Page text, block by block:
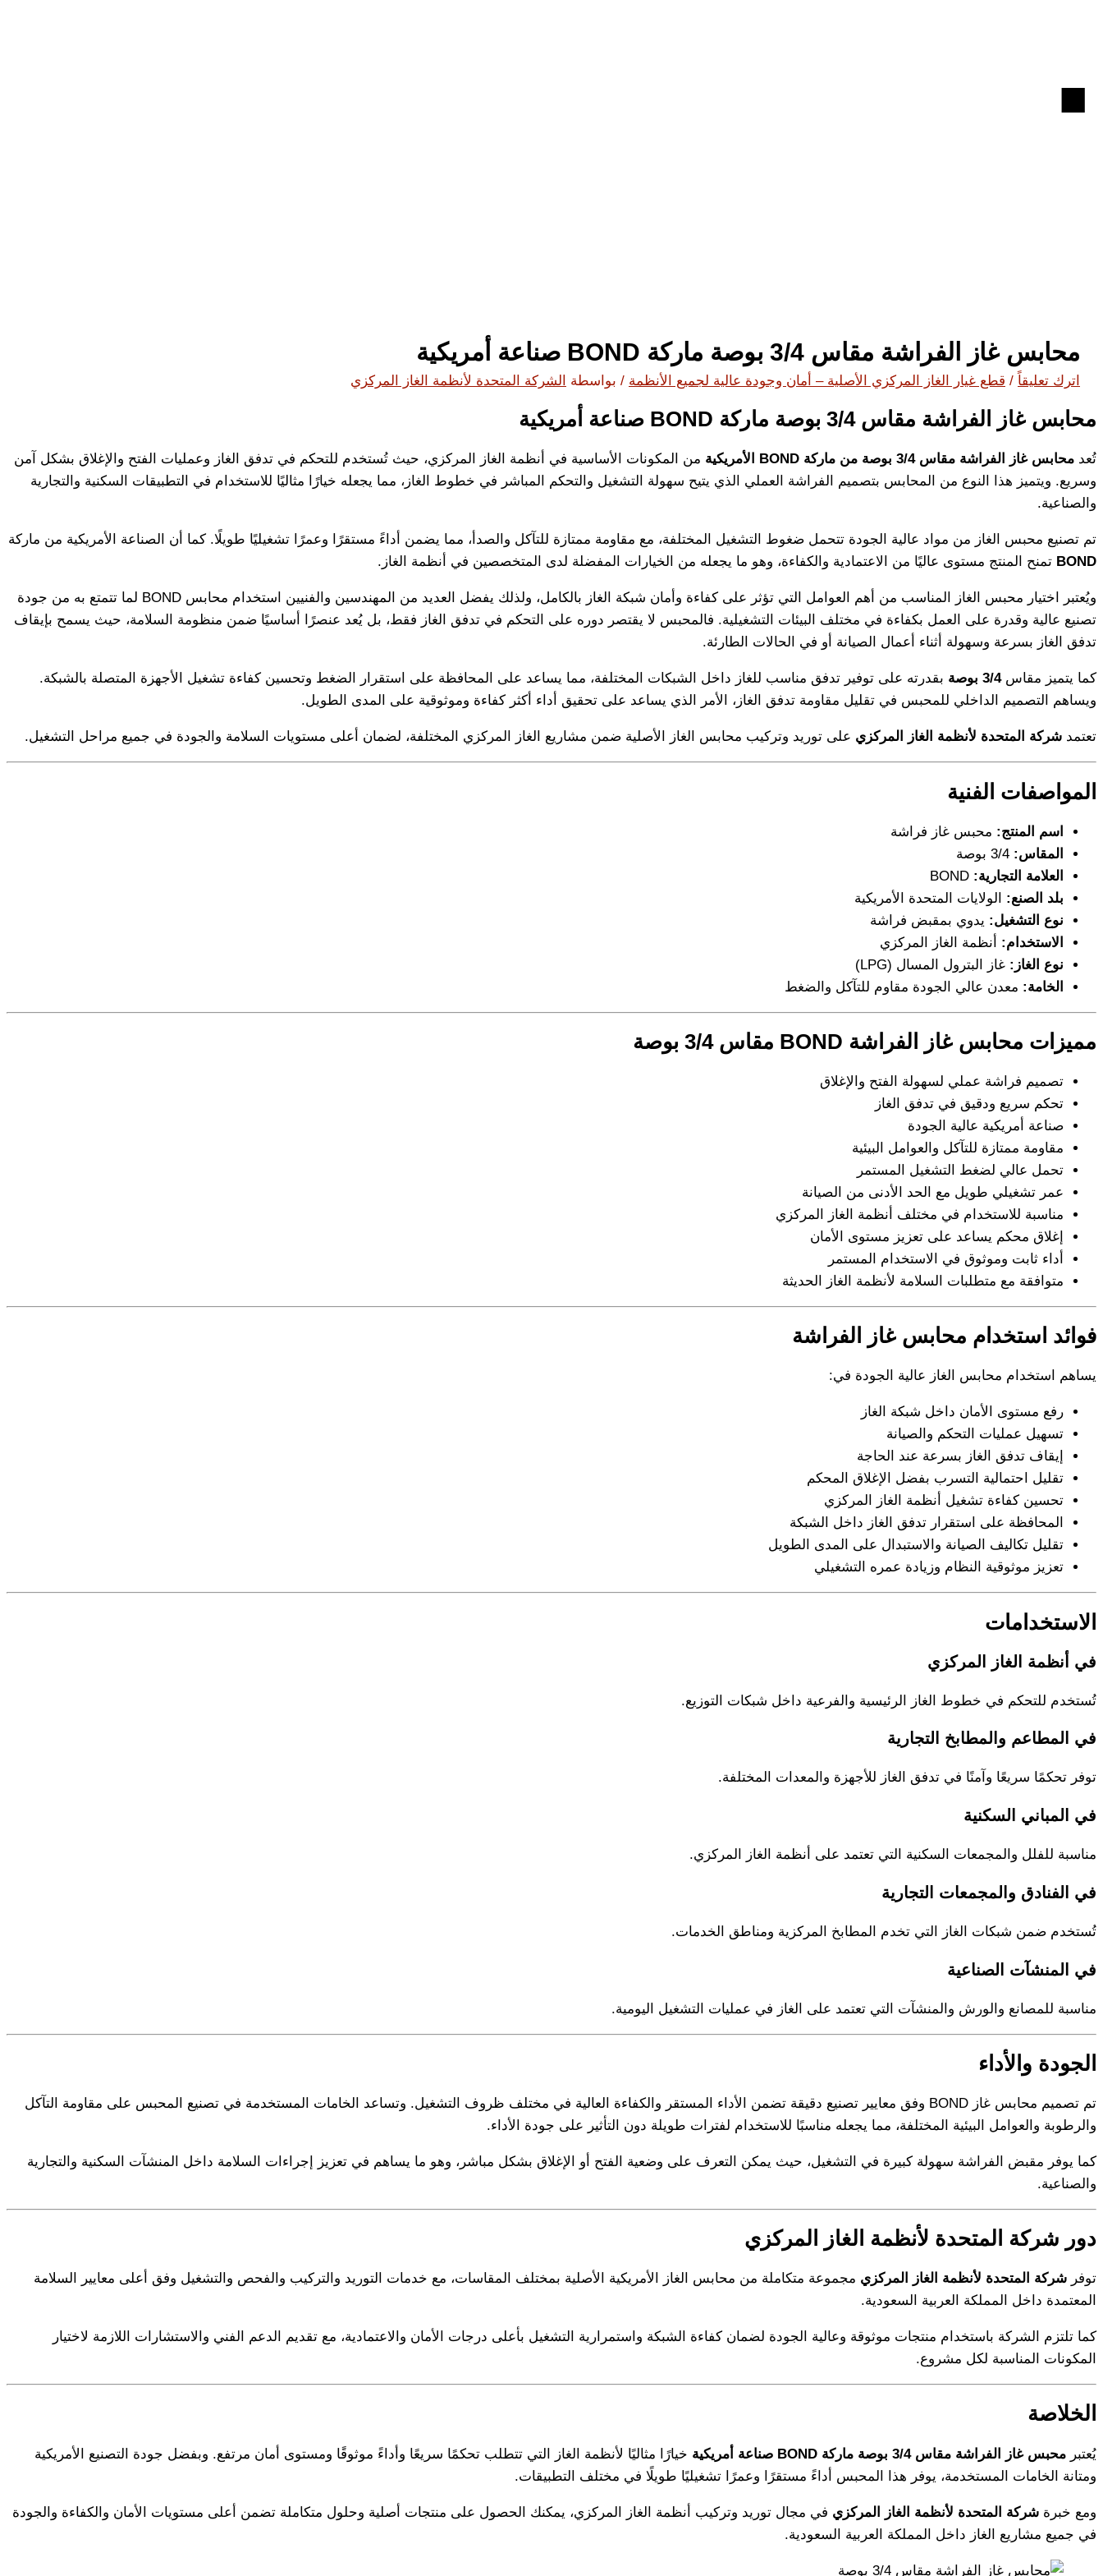
.
محابس غاز الفراشة مقاس 3/4 بوصة ماركة BOND صناعة أمريكية
اترك تعليقاً / قطع غيار الغاز المركزي الأصلية – أمان وجودة عالية لجميع الأنظمة / بواسطة الشركة المتحدة لأنظمة الغاز المركزي
محابس غاز الفراشة مقاس 3/4 بوصة ماركة BOND صناعة أمريكية
تُعد محابس غاز الفراشة مقاس 3/4 بوصة من ماركة BOND الأمريكية
من المكونات الأساسية في أنظمة الغاز المركزي، حيث تُستخدم للتحكم في تدفق الغاز وعمليات الفتح والإغلاق بشكل آمن
وسريع. ويتميز هذا النوع من المحابس بتصميم الفراشة العملي الذي يتيح سهولة التشغيل والتحكم المباشر في خطوط الغاز، مما يجعله خيارًا مثاليًا للاستخدام في التطبيقات السكنية والتجارية
والصناعية.
تم تصنيع محبس الغاز من مواد عالية الجودة تتحمل ضغوط التشغيل المختلفة، مع مقاومة ممتازة للتآكل والصدأ، مما يضمن أداءً مستقرًا وعمرًا تشغيليًا طويلًا. كما أن الصناعة الأمريكية من ماركة
BOND تمنح المنتج مستوى عاليًا من الاعتمادية والكفاءة، وهو ما يجعله من الخيارات المفضلة لدى المتخصصين في أنظمة الغاز.
ويُعتبر اختيار محبس الغاز المناسب من أهم العوامل التي تؤثر على كفاءة وأمان شبكة الغاز بالكامل، ولذلك يفضل العديد من المهندسين والفنيين استخدام محابس BOND لما تتمتع به من جودة
تصنيع عالية وقدرة على العمل بكفاءة في مختلف البيئات التشغيلية. فالمحبس لا يقتصر دوره على التحكم في تدفق الغاز فقط، بل يُعد عنصرًا أساسيًا ضمن منظومة السلامة، حيث يسمح بإيقاف
تدفق الغاز بسرعة وسهولة أثناء أعمال الصيانة أو في الحالات الطارئة.
كما يتميز مقاس3/4 بوصة
بقدرته على توفير تدفق مناسب للغاز داخل الشبكات المختلفة، مما يساعد على المحافظة على استقرار الضغط وتحسين كفاءة تشغيل الأجهزة المتصلة بالشبكة.
ويساهم التصميم الداخلي للمحبس في تقليل مقاومة تدفق الغاز، الأمر الذي يساعد على تحقيق أداء أكثر كفاءة وموثوقية على المدى الطويل.
تعتمد شركة المتحدة لأنظمة الغاز المركزي على توريد وتركيب محابس الغاز الأصلية ضمن مشاريع الغاز المركزي المختلفة، لضمان أعلى مستويات السلامة والجودة في جميع مراحل التشغيل.
المواصفات الفنية
اسم المنتج: محبس غاز فراشة
المقاس:
العلامة التجارية:
بلد الصنع: الولايات المتحدة الأمريكية
نوع التشغيل: يدوي بمقبض فراشة
الاستخدام: أنظمة الغاز المركزي
نوع الغاز: غاز البترول المسال (LPG)
الخامة: معدن عالي الجودة مقاوم للتآكل والضغط
مميزات محابس غاز الفراشة BOND مقاس 3/4 بوصة
تصميم فراشة عملي لسهولة الفتح والإغلاق
تحكم سريع ودقيق في تدفق الغاز
صناعة أمريكية عالية الجودة
مقاومة ممتازة للتآكل والعوامل البيئية
تحمل عالي لضغط التشغيل المستمر
عمر تشغيلي طويل مع الحد الأدنى من الصيانة
مناسبة للاستخدام في مختلف أنظمة الغاز المركزي
إغلاق محكم يساعد على تعزيز مستوى الأمان
أداء ثابت وموثوق في الاستخدام المستمر
متوافقة مع متطلبات السلامة لأنظمة الغاز الحديثة
فوائد استخدام محابس غاز الفراشة
يساهم استخدام محابس الغاز عالية الجودة في:
رفع مستوى الأمان داخل شبكة الغاز
تسهيل عمليات التحكم والصيانة
إيقاف تدفق الغاز بسرعة عند الحاجة
تقليل احتمالية التسرب بفضل الإغلاق المحكم
تحسين كفاءة تشغيل أنظمة الغاز المركزي
المحافظة على استقرار تدفق الغاز داخل الشبكة
تقليل تكاليف الصيانة والاستبدال على المدى الطويل
تعزيز موثوقية النظام وزيادة عمره التشغيلي
الاستخدامات
في أنظمة الغاز المركزي
تُستخدم للتحكم في خطوط الغاز الرئيسية والفرعية داخل شبكات التوزيع.
في المطاعم والمطابخ التجارية
توفر تحكمًا سريعًا وآمنًا في تدفق الغاز للأجهزة والمعدات المختلفة.
في المباني السكنية
مناسبة للفلل والمجمعات السكنية التي تعتمد على أنظمة الغاز المركزي.
في الفنادق والمجمعات التجارية
تُستخدم ضمن شبكات الغاز التي تخدم المطابخ المركزية ومناطق الخدمات.
في المنشآت الصناعية
مناسبة للمصانع والورش والمنشآت التي تعتمد على الغاز في عمليات التشغيل اليومية.
الجودة والأداء
تم تصميم محابس غاز BOND وفق معايير تصنيع دقيقة تضمن الأداء المستقر والكفاءة العالية في مختلف ظروف التشغيل. وتساعد الخامات المستخدمة في تصنيع المحبس على مقاومة التآكل
والرطوبة والعوامل البيئية المختلفة، مما يجعله مناسبًا للاستخدام لفترات طويلة دون التأثير على جودة الأداء.
كما يوفر مقبض الفراشة سهولة كبيرة في التشغيل، حيث يمكن التعرف على وضعية الفتح أو الإغلاق بشكل مباشر، وهو ما يساهم في تعزيز إجراءات السلامة داخل المنشآت السكنية والتجارية
والصناعية.
دور شركة المتحدة لأنظمة الغاز المركزي
توفر شركة المتحدة لأنظمة الغاز المركزي مجموعة متكاملة من محابس الغاز الأمريكية الأصلية بمختلف المقاسات، مع خدمات التوريد والتركيب والفحص والتشغيل وفق أعلى معايير السلامة
المعتمدة داخل المملكة العربية السعودية.
كما تلتزم الشركة باستخدام منتجات موثوقة وعالية الجودة لضمان كفاءة الشبكة واستمرارية التشغيل بأعلى درجات الأمان والاعتمادية، مع تقديم الدعم الفني والاستشارات اللازمة لاختيار
المكونات المناسبة لكل مشروع.
الخلاصة
يُعتبر محبس غاز الفراشة مقاس 3/4 بوصة ماركة BOND صناعة أمريكية
خيارًا مثاليًا لأنظمة الغاز التي تتطلب تحكمًا سريعًا وأداءً موثوقًا ومستوى أمان مرتفع. وبفضل جودة التصنيع الأمريكية
ومتانة الخامات المستخدمة، يوفر هذا المحبس أداءً مستقرًا وعمرًا تشغيليًا طويلًا في مختلف التطبيقات.
ومع خبرة شركة المتحدة لأنظمة الغاز المركزي في مجال توريد وتركيب أنظمة الغاز المركزي، يمكنك الحصول على منتجات أصلية وحلول متكاملة تضمن أعلى مستويات الأمان والكفاءة والجودة
في جميع مشاريع الغاز داخل المملكة العربية السعودية.